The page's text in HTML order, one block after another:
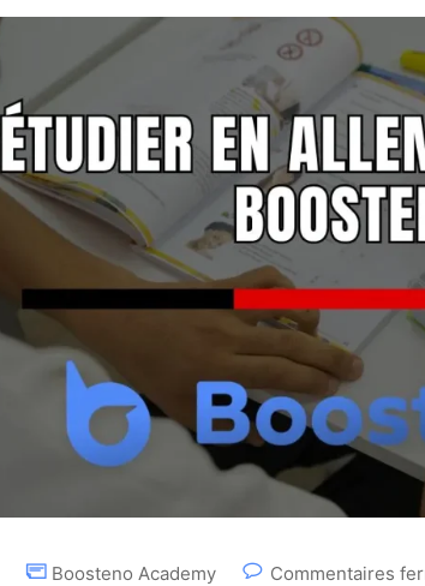
Boosteno Academy Commentaires